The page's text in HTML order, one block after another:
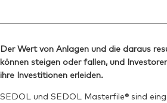
Der Wert von Anlagen und die daraus
können steigen oder fallen, und
ihre Investitionen erleiden.
SEDOL und SEDOL Masterfile® sind